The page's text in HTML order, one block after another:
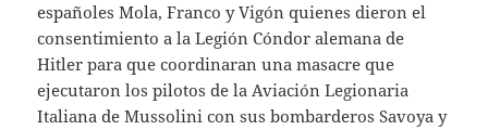
españoles Mola, Franco y Vigón quienes dieron el
consentimiento a la Legión Cóndor alemana de
Hitler para que coordinaran una masacre que
ejecutaron los pilotos de la Aviación Legionaria
Italiana de Mussolini con sus bombarderos Savoya y